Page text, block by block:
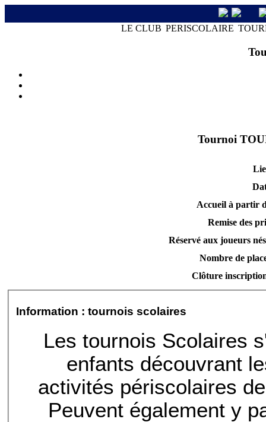
LE CLUB PERISCOLAIRE
Tournoi
Accueil à partir
Remise des
Réservé aux joueurs
Nombre de
Clôture
Information : tournois scolaires
Les tournois Scolaires
enfants découvrant
activités périscolaires
Peuvent également y